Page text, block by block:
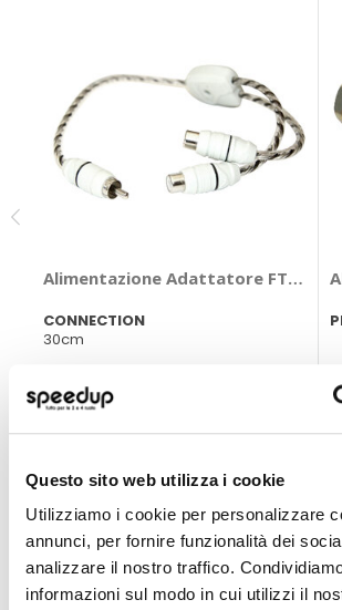
Questo sito web utilizza i cookie
Utilizziamo i cookie per personalizzare
annunci, per fornire funzionalità dei
analizzare il nostro traffico.
informazioni sul modo in cui utilizzi il
Alimentazione Adattatore FTF -
CONNECTION
30cm
CONSEGNA IN 48H